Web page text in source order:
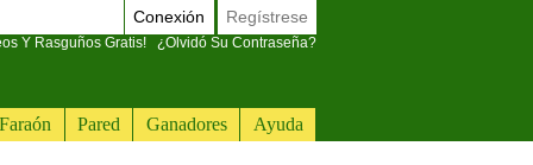
Faraón Pared Ganadores Ayuda
Conexión Regístrese
Y Rasguños Gratis! ¿Olvidó Su Contraseña?